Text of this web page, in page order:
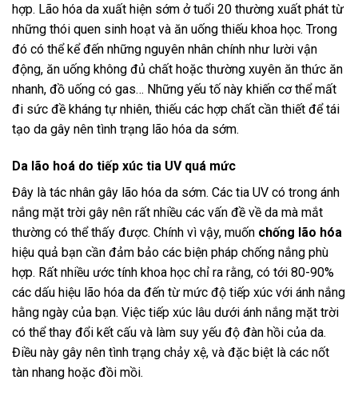
hợp. Lão hóa da xuất hiện sớm ở tuổi 20 thường xuất phát từ
những thói quen sinh hoạt và ăn uống thiếu khoa học. Trong
đó có thể kể đến những nguyên nhân chính như lười vận
động, ăn uống không đủ chất hoặc thường xuyên ăn thức ăn
nhanh, đồ uống có gas… Những yếu tố này khiến cơ thể mất
đi sức đề kháng tự nhiên, thiếu các hợp chất cần thiết để tái
tạo da gây nên tình trạng lão hóa da sớm.
Da lão hoá do tiếp xúc tia UV quá mức
Đây là tác nhân gây lão hóa da sớm. Các tia UV có trong ánh
nắng mặt trời gây nên rất nhiều các vấn đề về da mà mắt
thường có thể thấy được. Chính vì vậy, muốn chống lão hóa
hiệu quả bạn cần đảm bảo các biện pháp chống nắng phù
hợp. Rất nhiều ước tính khoa học chỉ ra rằng, có tới 80-90%
các dấu hiệu lão hóa da đến từ mức độ tiếp xúc với ánh nắng
hằng ngày của bạn. Việc tiếp xúc lâu dưới ánh nắng mặt trời
có thể thay đổi kết cấu và làm suy yếu độ đàn hồi của da.
Điều này gây nên tình trạng chảy xệ, và đặc biệt là các nốt
tàn nhang hoặc đồi mồi.